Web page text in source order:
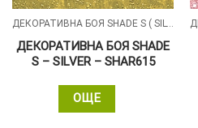
ДЕКОРАТИВНА БОЯ SHADE S ( SILVER , GOLD , ALUMIN ) СЪС ПЕРЛЕН ПЯСЪЧЕН ЕФЕКТ
ДЕКОРАТИВНА БОЯ SHADE
S – SILVER – SHAR615
ОЩЕ